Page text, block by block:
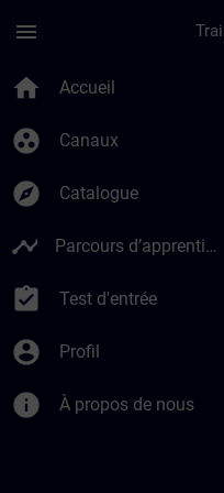
menu
home Accueil
group_work Canaux
explore Catalogue
timeline Parcours d’apprentissage
assignment_turned_in Test d'entrée
account_circle Profil
info À propos de nous